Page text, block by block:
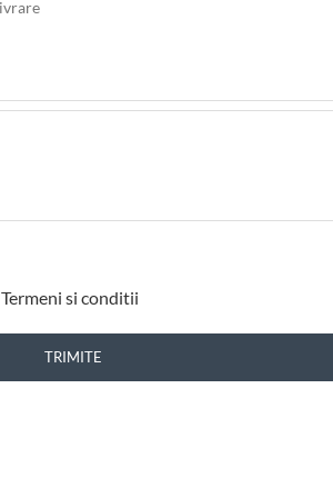
Termeni si conditii
TRIMITE